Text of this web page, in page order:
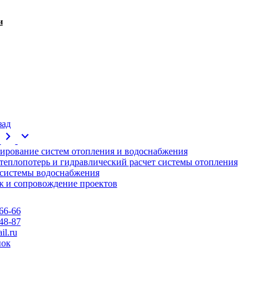
chevron_right expand_more
систем отопления и водоснабжения
и гидравлический расчет системы отопления
водоснабжения
и сопровождение проектов
66
87